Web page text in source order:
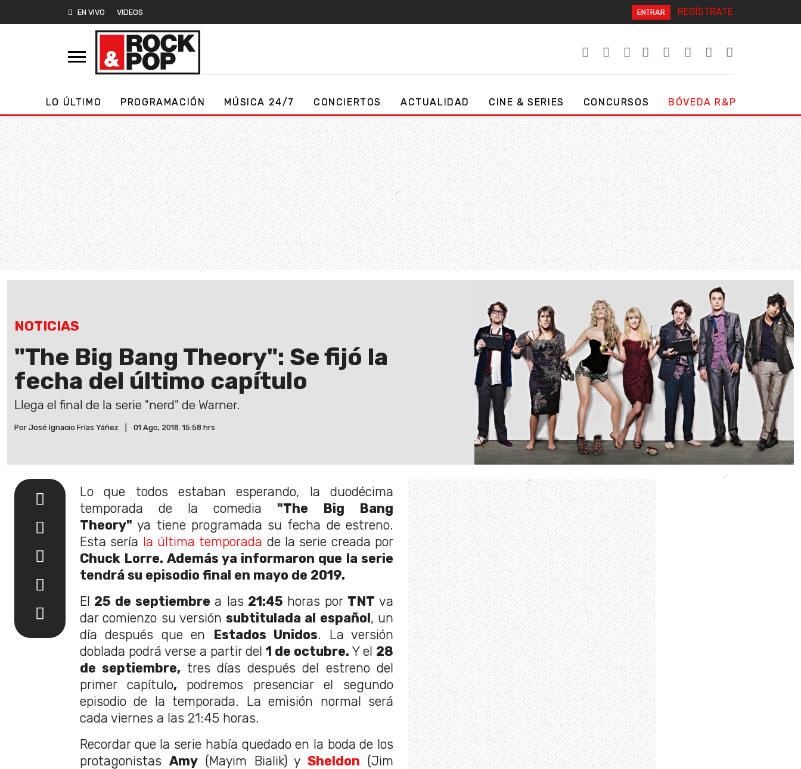
EN VIVO VIDEOS ENTRAR REGÍSTRATE
LO ÚLTIMO PROGRAMACIÓN MÚSICA 24/7 CONCIERTOS ACTUALIDAD CINE & SERIES CONCURSOS BÓVEDA R&P
NOTICIAS
"The Big Bang Theory": Se fijó la
fecha del último capítulo
Llega el final de la serie "nerd" de Warner.
Por José Ignacio Frías Yáñez 01 Ago, 2018. 15:58 hrs
Lo que todos estaban esperando, la duodécima
temporada de la comedia "The Big Bang
Theory"ya tiene programada su fecha de estreno.
Esta sería la última temporada de la serie creada por
Chuck Lorre. Además ya informaron que la serie
tendrá su episodio final en mayo de 2019.
El 25 de septiembrea las21:45 horas porTNTva
dar comienzo su versiónsubtitulada al español, un
día después que en Estados Unidos. La versión
doblada podrá verse a partir del1 de octubre. Y el 28
de septiembre, tres días después del estreno del
primer capítulo, podremos presenciar el segundo
episodio de la temporada. La emisión normal será
cada viernes a las 21:45 horas.
Recordar que la serie había quedado en la boda de los
protagonistas Amy(Mayim Bialik) y Sheldon (Jim